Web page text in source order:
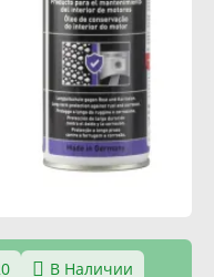
В Наличии